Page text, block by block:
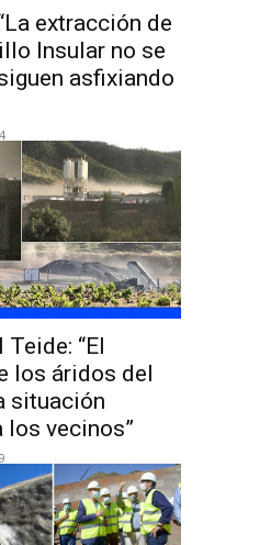
extracción de
Insular no se
asfixiando
Teide: “El
los áridos del
situación
los vecinos”